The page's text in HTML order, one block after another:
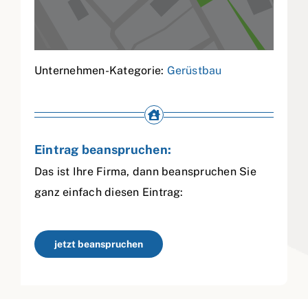
Unternehmen-Kategorie: Gerüstbau
Eintrag beanspruchen:
Das ist Ihre Firma, dann beanspruchen Sie
ganz einfach diesen Eintrag:
jetzt beanspruchen